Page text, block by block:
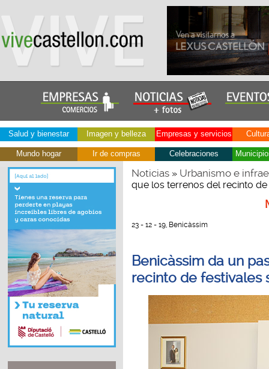
Salud y bienestar Imagen y belleza Empresas y servicios
Mundo hogar Ir de compras Celebraciones
Noticias» Urbanismo e
que los terrenos del recinto
23 - 12 - 19, Benicàssim
Benicàssim da un
recinto de festivales